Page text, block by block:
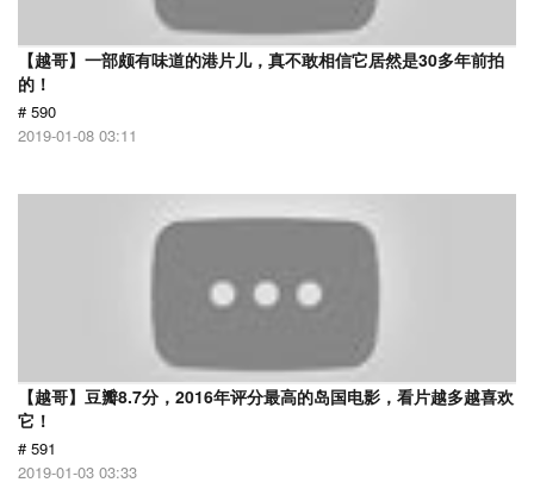
【越哥】一部颇有味道的港片儿，真不敢相信它居然是30多年前拍
的！
# 590
2019-01-08 03:11
【越哥】豆瓣8.7分，2016年评分最高的岛国电影，看片越多越喜欢
它！
# 591
2019-01-03 03:33